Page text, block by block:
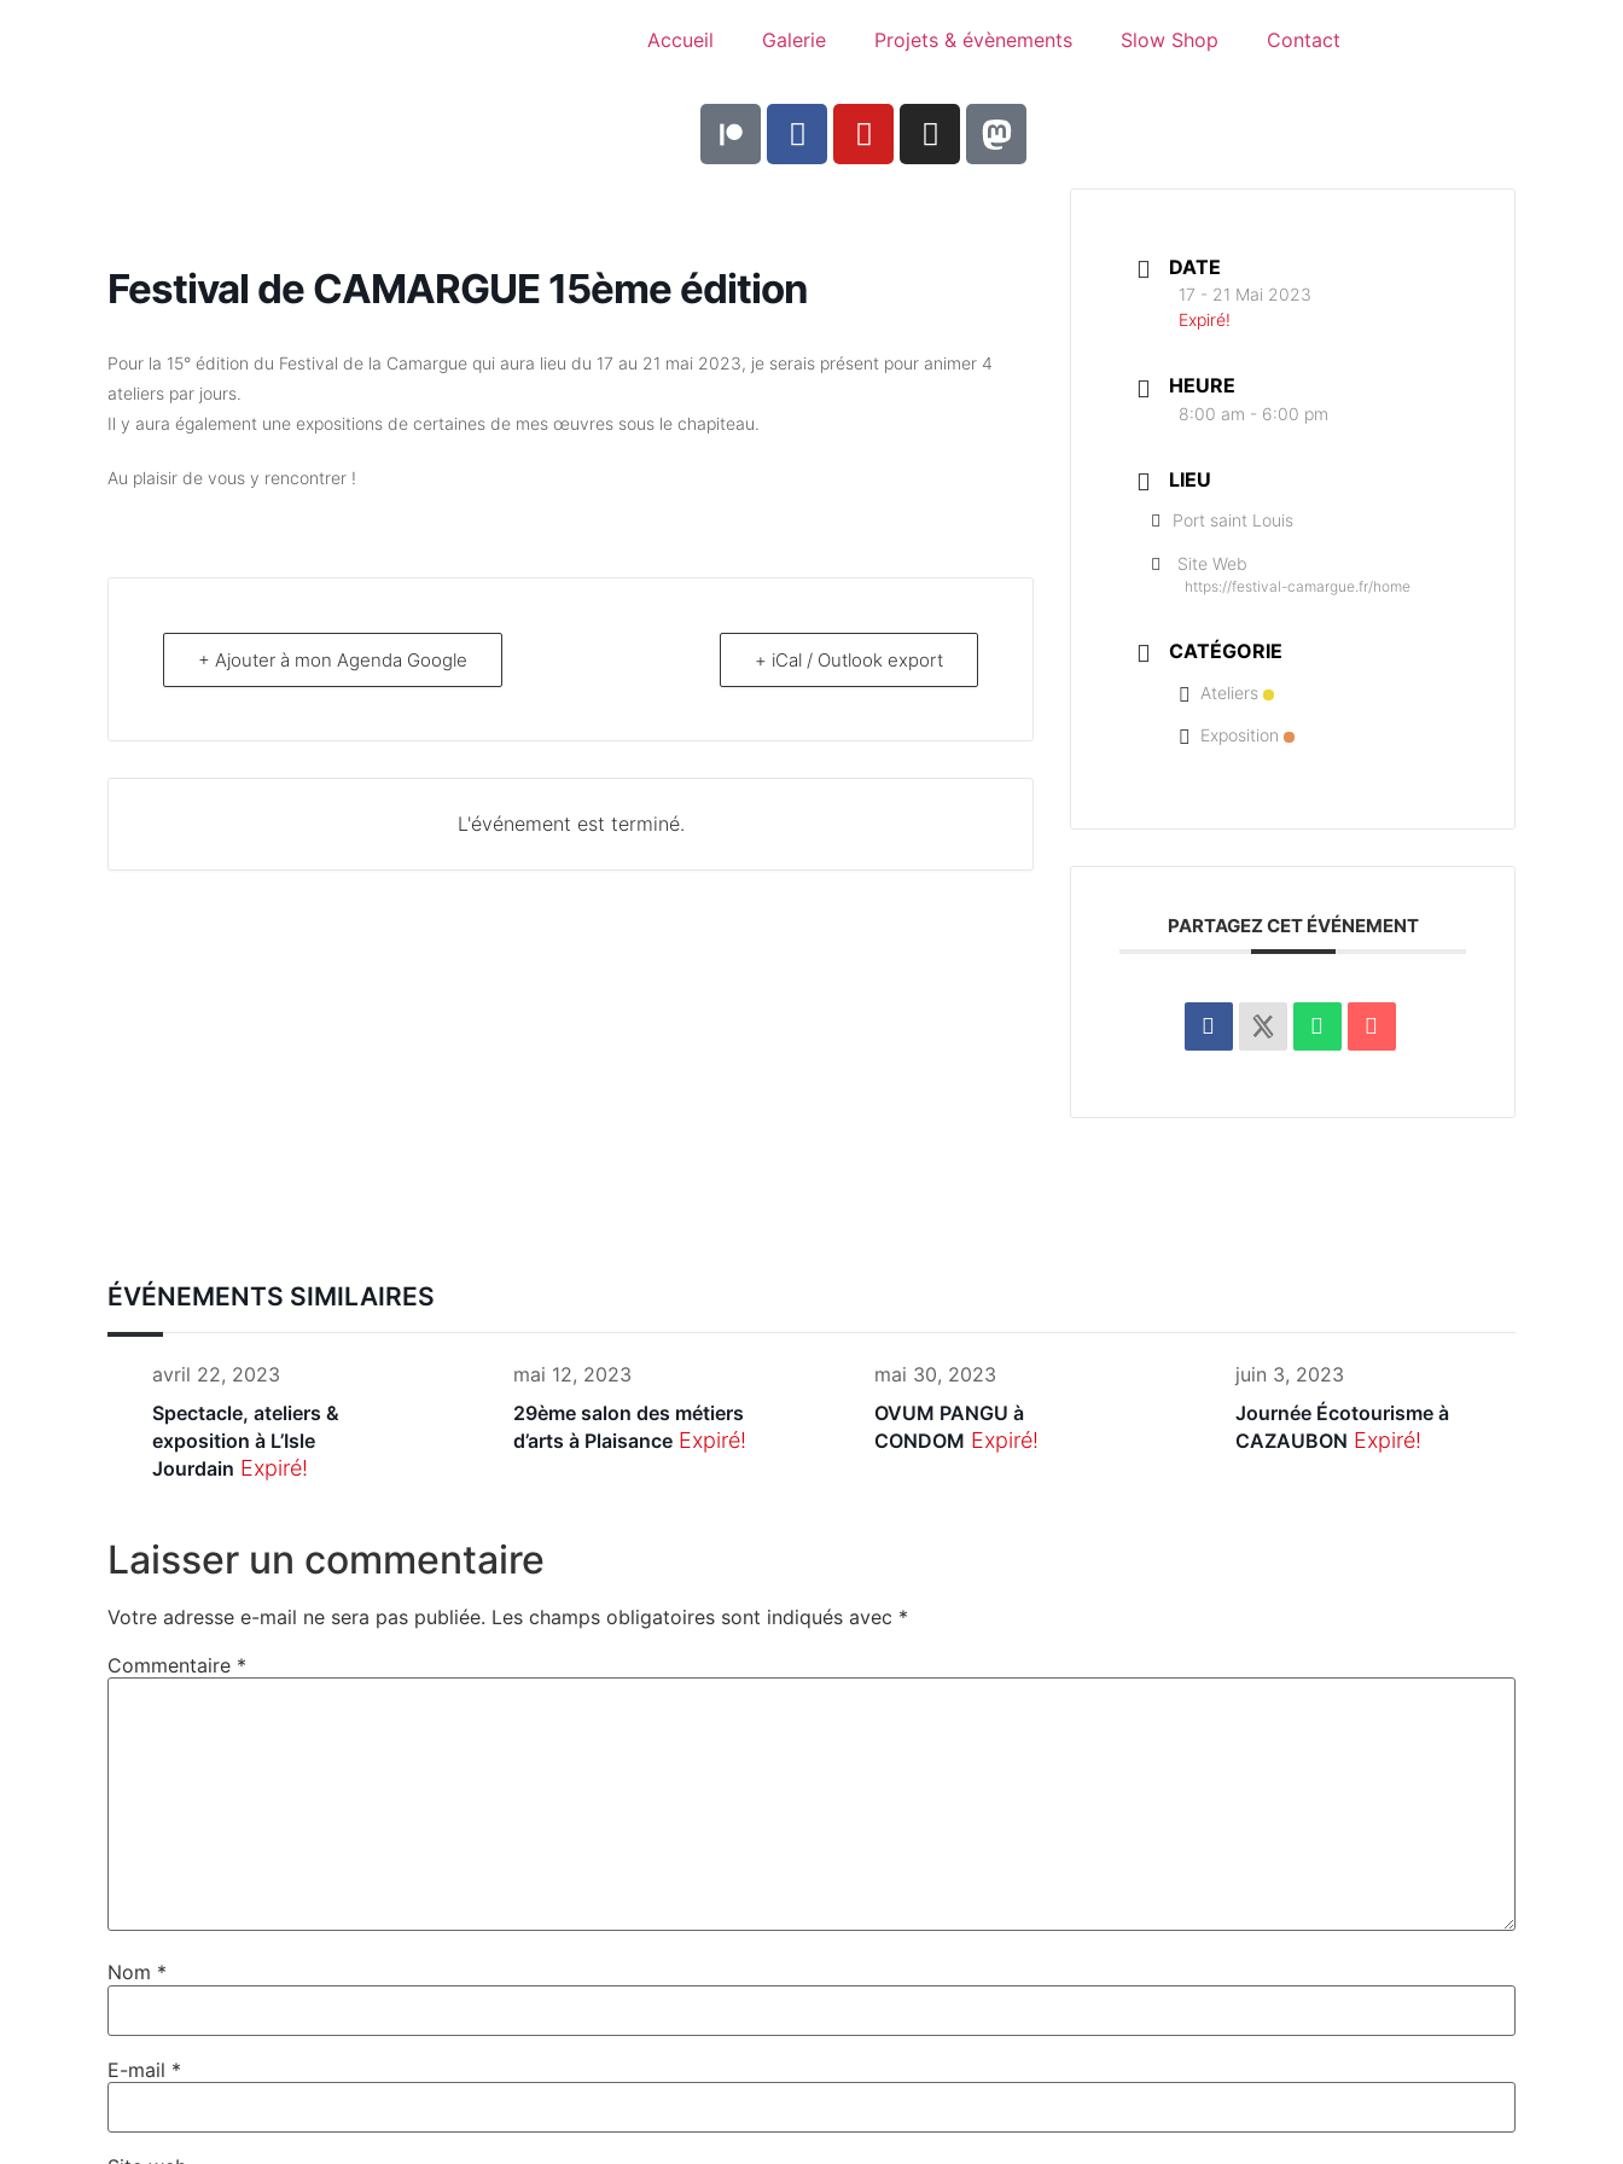
Accueil Galerie Projets & évènements Slow Shop Contact
Festival de CAMARGUE 15ème édition
Pour la 15° édition du Festival de la Camargue qui aura lieu du 17 au 21 mai 2023, je serais présent pour animer 4
ateliers par jours.
Il y aura également une expositions de certaines de mes œuvres sous le chapiteau.
Au plaisir de vous y rencontrer !
+ Ajouter à mon Agenda Google + iCal / Outlook export
L'événement est terminé.
DATE
17 - 21 Mai 2023
Expiré!
HEURE
8:00 am - 6:00 pm
LIEU
Port saint Louis
Site Web
https://festival-camargue.fr/home
CATÉGORIE
Ateliers
Exposition
PARTAGEZ CET ÉVÉNEMENT
ÉVÉNEMENTS SIMILAIRES
avril 22, 2023
Spectacle, ateliers &
exposition à L’Isle
Jourdain Expiré!
mai 12, 2023
29ème salon des métiers
d’arts à Plaisance Expiré!
mai 30, 2023
OVUM PANGU à
CONDOM Expiré!
juin 3, 2023
Journée Écotourisme à
CAZAUBON Expiré!
Laisser un commentaire
Votre adresse e-mail ne sera pas publiée. Les champs obligatoires sont indiqués avec *
Commentaire *
Nom *
E-mail *